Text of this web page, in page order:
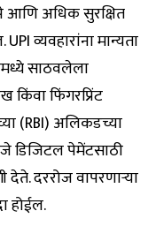
आणि अधिक सुरक्षित
व्यवहारांना मान्यता
साठवलेला
किंवा फिंगरप्रिंट
(RBI) अलिकडच्या
डिजिटल पेमेंटसाठी
देते. दररोज वापरणाऱ्या
होईल.